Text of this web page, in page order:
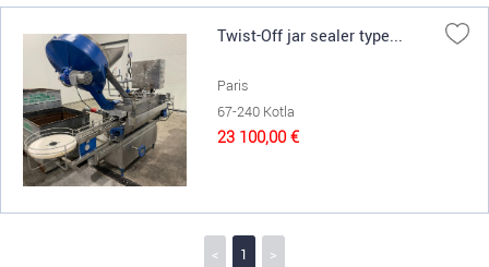
Twist-Off jar sealer type...
Paris
67-240 Kotla
23 100,00 €
< 1 >